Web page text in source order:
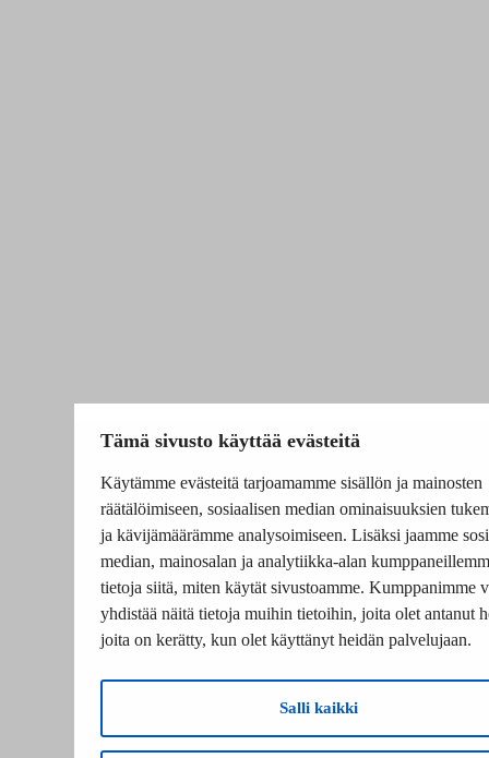
Tämä sivusto käyttää evästeitä
Käytämme evästeitä tarjoamamme sisällön ja mainosten
räätälöimiseen, sosiaalisen median ominaisuuksien
ja kävijämäärämme analysoimiseen. Lisäksi jaamme
median, mainosalan ja analytiikka-alan
tietoja siitä, miten käytät sivustoamme. Kumppanimme
yhdistää näitä tietoja muihin tietoihin, joita olet antanut
joita on kerätty, kun olet käyttänyt heidän palvelujaan.
Salli kaikki